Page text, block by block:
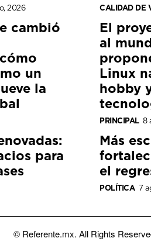
2026
cambió
un
la
para
CALIDAD DE
El
al
Linux
hobby
PRINCIPAL 8
Más
el
POLÍTICA 7
© Referente.mx. All Rights